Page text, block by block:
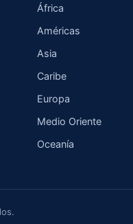
África
Américas
Asia
Caribe
Europa
Medio Oriente
Oceanía